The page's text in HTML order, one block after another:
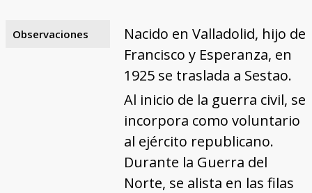
Observaciones
Nacido en Valladolid, hijo de
Francisco y Esperanza, en
1925 se traslada a Sestao.
Al inicio de la guerra civil, se
incorpora como voluntario
al ejército republicano.
Durante la Guerra del
Norte, se alista en las filas